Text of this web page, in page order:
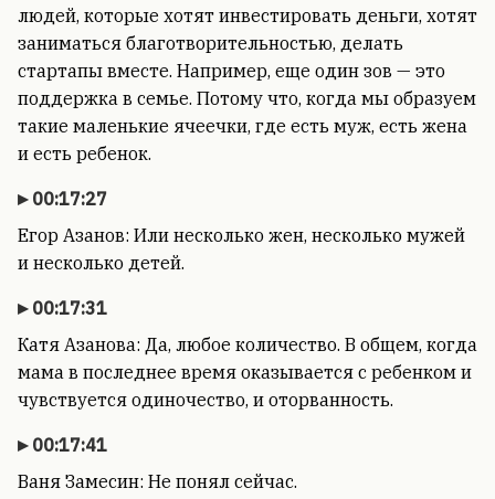
людей, которые хотят инвестировать деньги, хотят
заниматься благотворительностью, делать
стартапы вместе. Например, еще один зов — это
поддержка в семье. Потому что, когда мы образуем
такие маленькие ячеечки, где есть муж, есть жена
и есть ребенок.
00:17:27
Егор Азанов: Или несколько жен, несколько мужей
и несколько детей.
00:17:31
Катя Азанова: Да, любое количество. В общем, когда
мама в последнее время оказывается с ребенком и
чувствуется одиночество, и оторванность.
00:17:41
Ваня Замесин: Не понял сейчас.